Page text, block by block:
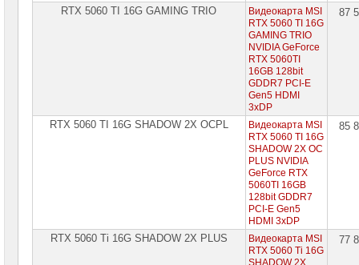
RTX 5060 TI 16G GAMING TRIO
Видеокарта MSI
RTX 5060 TI 16G
GAMING TRIO
NVIDIA GeForce
RTX 5060TI
16GB 128bit
GDDR7 PCI-E
Gen5 HDMI
3xDP
87
RTX 5060 TI 16G SHADOW 2X OCPL
Видеокарта MSI
RTX 5060 TI 16G
SHADOW 2X OC
PLUS NVIDIA
GeForce RTX
5060TI 16GB
128bit GDDR7
PCI-E Gen5
HDMI 3xDP
85
RTX 5060 Ti 16G SHADOW 2X PLUS
Видеокарта MSI
RTX 5060 Ti 16G
SHADOW 2X
77